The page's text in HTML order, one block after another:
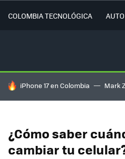
COLOMBIA TECNOLÓGICA AUTO
HOY SE HABLA DE
iPhone 17 en Colombia Mark
¿Cómo saber
cambiar tu